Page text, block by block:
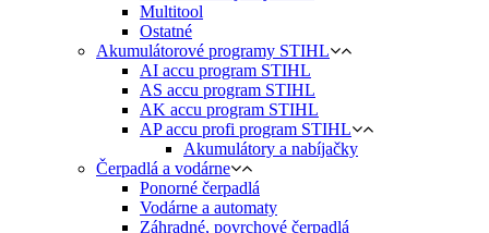
Multitool
Ostatné
Akumulátorové programy STIHL
AI accu program STIHL
AS accu program STIHL
AK accu program STIHL
AP accu profi program STIHL
Akumulátory a nabíjačky
Čerpadlá a vodárne
Ponorné čerpadlá
Vodárne a automaty
Záhradné, povrchové čerpadlá